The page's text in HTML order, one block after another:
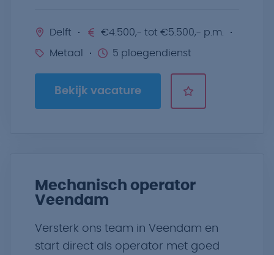
Delft €4.500,- tot €5.500,- p.m.
Metaal 5 ploegendienst
Bekijk vacature
Mechanisch operator
Veendam
Versterk ons team in Veendam en
start direct als operator met goed